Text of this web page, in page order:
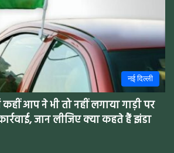
नई दिल्ली
आप ने भी तो नहीं लगाया गाड़ी पर
जान लीजिए क्या कहते हैं झंडा